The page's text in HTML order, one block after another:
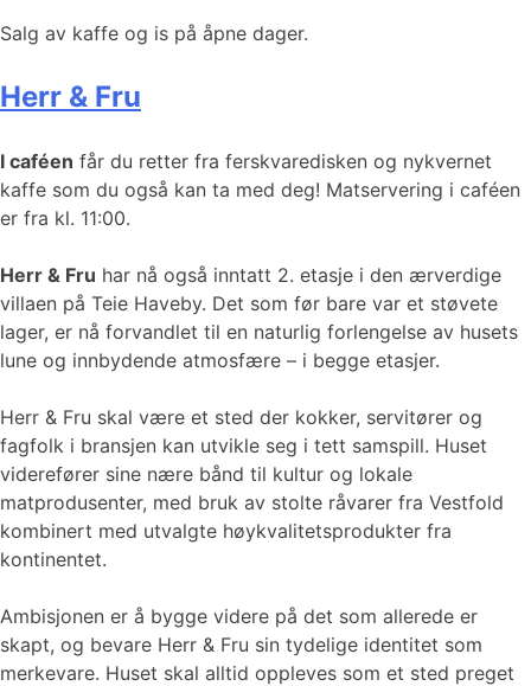
Salg av kaffe og is på åpne dager.
Herr & Fru
I caféen får du retter fra ferskvaredisken og nykvernet
kaffe som du også kan ta med deg! Matservering i caféen
er fra kl. 11:00.
Herr & Fru har nå også inntatt 2. etasje i den ærverdige
villaen på Teie Haveby. Det som før bare var et støvete
lager, er nå forvandlet til en naturlig forlengelse av husets
lune og innbydende atmosfære – i begge etasjer.
Herr & Fru skal være et sted der kokker, servitører og
fagfolk i bransjen kan utvikle seg i tett samspill. Huset
viderefører sine nære bånd til kultur og lokale
matprodusenter, med bruk av stolte råvarer fra Vestfold
kombinert med utvalgte høykvalitetsprodukter fra
kontinentet.
Ambisjonen er å bygge videre på det som allerede er
skapt, og bevare Herr & Fru sin tydelige identitet som
merkevare. Huset skal alltid oppleves som et sted preget